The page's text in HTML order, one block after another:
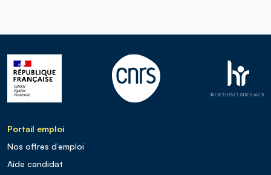
Portail emploi
Nos offres d’emploi
Aide candidat